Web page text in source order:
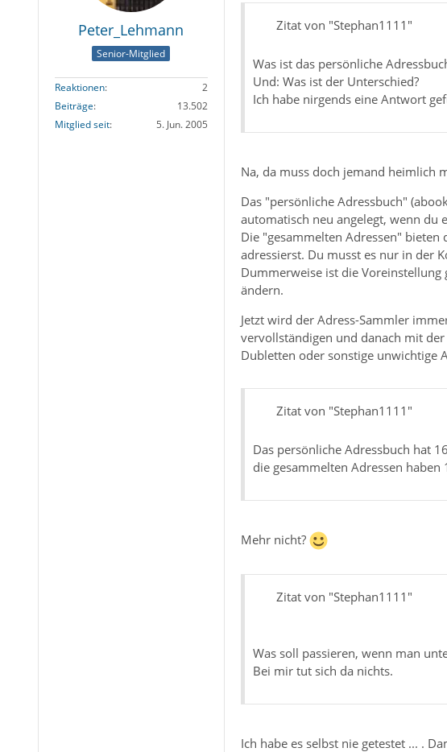
Peter_Lehmann
Senior-Mitglied
Reaktionen
2
Beiträge
13.502
Mitglied seit
5. Jun. 2005
Zitat von "Stephan1111"
Was ist das persönliche
Und: Was ist der Unterschied?
Ich habe nirgends eine Antwort
Na, da muss doch jemand heimlich
Das "persönliche Adressbuch"
automatisch neu angelegt, wenn du
Die "gesammelten Adressen"
adressierst. Du musst es nur in der
Dummerweise ist die Voreinstellung
ändern.
Jetzt wird der Adress-Sammler
vervollständigen und danach mit
Dubletten oder sonstige unwichtige
Zitat von "Stephan1111"
Das persönliche Adressbuch hat
die gesammelten Adressen haben
Mehr nicht?
Zitat von "Stephan1111"
Was soll passieren, wenn man
Bei mir tut sich da nichts.
Ich habe es selbst nie getestet ... .